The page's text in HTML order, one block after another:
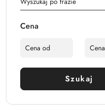
Cena
Szukaj